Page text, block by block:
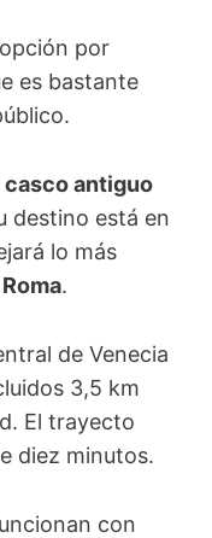
por
es bastante
casco antiguo
destino está en
lo más
.
de Venecia
3,5 km
El trayecto
diez minutos.
con